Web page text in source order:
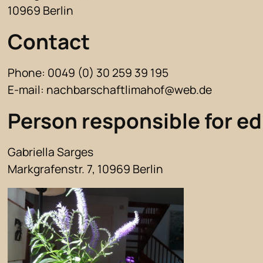
10969 Berlin
Contact
Phone: 0049 (0) 30 259 39 195
E-mail: nachbarschaftlimahof@web.de
Person responsible for
Gabriella Sarges
Markgrafenstr. 7, 10969 Berlin